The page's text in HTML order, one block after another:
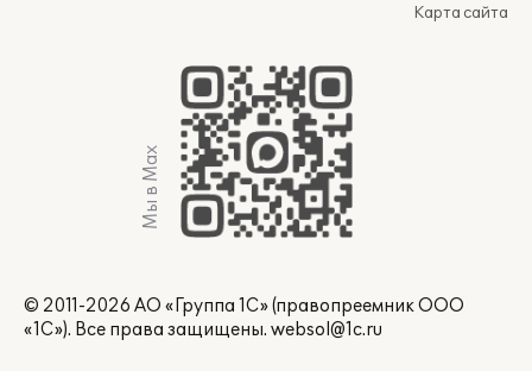
Карта сайта
Мы в Max
© 2011-2026 АО «Группа 1С» (правопреемник ООО
«1С»). Все права защищены. websol@1c.ru